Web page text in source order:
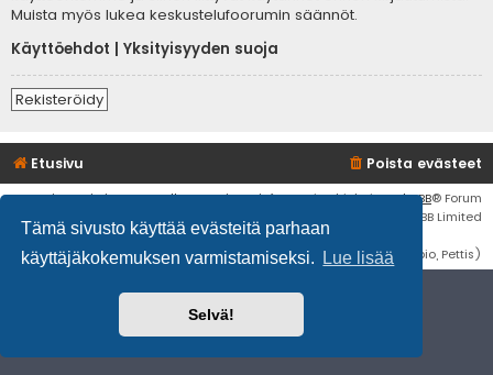
Tämä sivusto käyttää evästeitä parhaan
käyttäjäkokemuksen varmistamiseksi.
Lue lisää
Selvä!
Muista myös lukea keskustelufoorumin säännöt.
Käyttöehdot
Yksityisyyden suoja
Rekisteröidy
Etusivu Poista evästeet
Flat Style byIan Bradley• Keskustelufoorumin ohjelmistophpBB® Forum
Software © phpBB Limited
Käännös: phpBB Suomi (lurttinen, harritapio, Pettis)